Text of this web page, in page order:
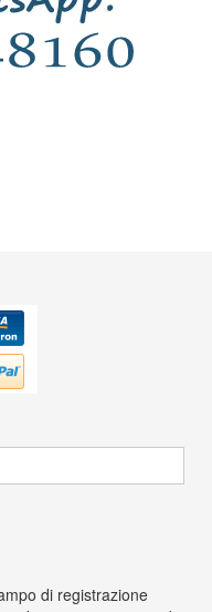
di registrazione